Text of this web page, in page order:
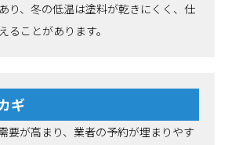
り、冬の低温は塗料が乾きにくく、仕
ることがあります。
ギ
要が高まり、業者の予約が埋まりやす